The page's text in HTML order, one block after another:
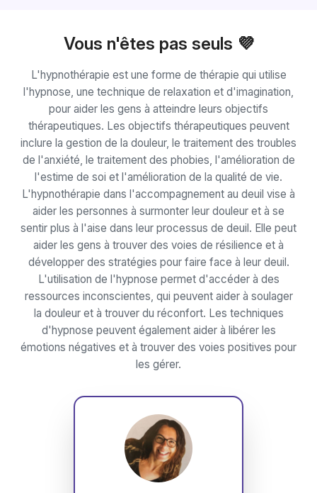
Vous n'êtes pas seuls 💜
L'hypnothérapie est une forme de thérapie qui utilise
l'hypnose, une technique de relaxation et d'imagination,
pour aider les gens à atteindre leurs objectifs
thérapeutiques. Les objectifs thérapeutiques peuvent
inclure la gestion de la douleur, le traitement des troubles
de l'anxiété, le traitement des phobies, l'amélioration de
l'estime de soi et l'amélioration de la qualité de vie.
L'hypnothérapie dans l'accompagnement au deuil vise à
aider les personnes à surmonter leur douleur et à se
sentir plus à l'aise dans leur processus de deuil. Elle peut
aider les gens à trouver des voies de résilience et à
développer des stratégies pour faire face à leur deuil.
L'utilisation de l'hypnose permet d'accéder à des
ressources inconscientes, qui peuvent aider à soulager
la douleur et à trouver du réconfort. Les techniques
d'hypnose peuvent également aider à libérer les
émotions négatives et à trouver des voies positives pour
les gérer.